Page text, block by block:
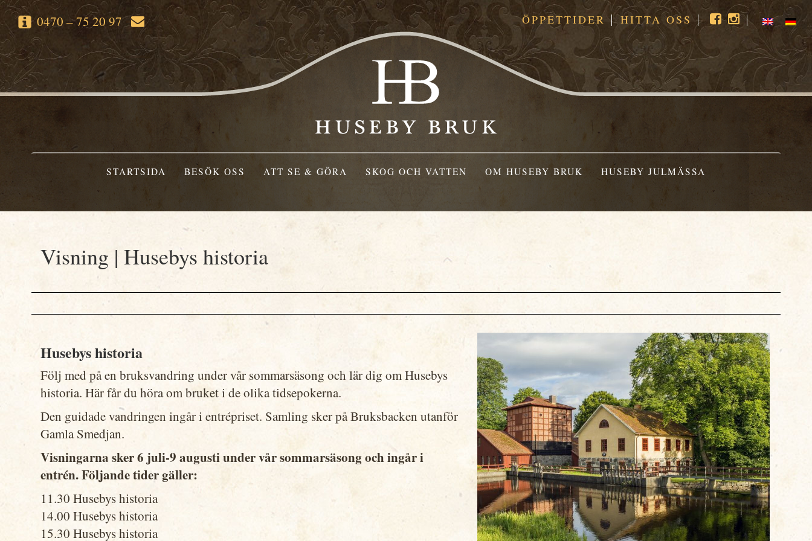
0470 – 75 20 97 ÖPPETTIDER HITTA OSS
STARTSIDA BESÖK OSS ATT SE & GÖRA SKOG OCH VATTEN OM HUSEBY BRUK HUSEBY JULMÄSSA
Visning | Husebys historia
Husebys historia
Följ med på en bruksvandring under vår sommarsäsong och lär dig om Husebys
historia. Här får du höra om bruket i de olika tidsepokerna.
Den guidade vandringen ingår i entrépriset. Samling sker på Bruksbacken utanför
Gamla Smedjan.
Visningarna sker 6 juli-9 augusti under vår sommarsäsong och ingår i
entrén. Följande tider gäller:
11.30 Husebys historia
14.00 Husebys historia
15.30 Husebys historia